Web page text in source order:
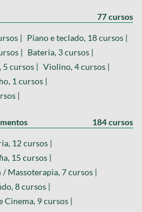
77 cursos
| Piano e teclado, 18 cursos |
| Bateria, 3 cursos |
5 cursos | Violino, 4 cursos |
1 cursos |
|
184 cursos
12 cursos |
15 cursos |
/ Massoterapia, 7 cursos |
8 cursos |
Cinema, 9 cursos |